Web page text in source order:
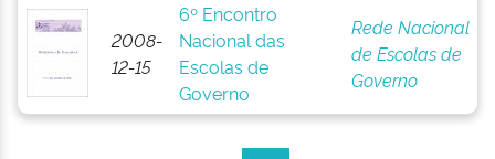
2008-
12-15
6º Encontro
Nacional das
Escolas de
Governo
Rede Nacional
de Escolas de
Governo